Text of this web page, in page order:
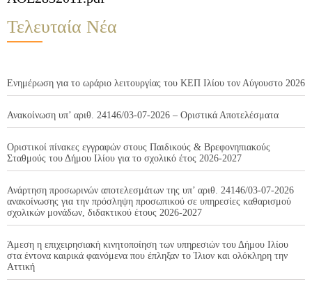
Τελευταία Νέα
Ενημέρωση για το ωράριο λειτουργίας του ΚΕΠ Ιλίου τον Αύγουστο 2026
Ανακοίνωση υπ’ αριθ. 24146/03-07-2026 – Οριστικά Αποτελέσματα
Οριστικοί πίνακες εγγραφών στους Παιδικούς & Βρεφονηπιακούς
Σταθμούς του Δήμου Ιλίου για το σχολικό έτος 2026-2027
Ανάρτηση προσωρινών αποτελεσμάτων της υπ’ αριθ. 24146/03-07-2026
ανακοίνωσης για την πρόσληψη προσωπικού σε υπηρεσίες καθαρισμού
σχολικών μονάδων, διδακτικού έτους 2026-2027
Άμεση η επιχειρησιακή κινητοποίηση των υπηρεσιών του Δήμου Ιλίου
στα έντονα καιρικά φαινόμενα που έπληξαν το Ίλιον και ολόκληρη την
Αττική